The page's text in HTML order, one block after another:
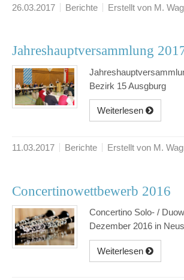
26.03.2017 Berichte Erstellt von M.
Jahreshauptversammlung
Bezirk 15 Ausgburg
Weiterlesen
11.03.2017 Berichte Erstellt von M.
Concertinowettbewerb 2016
Concertino Solo- /
Dezember 2016 in
Weiterlesen